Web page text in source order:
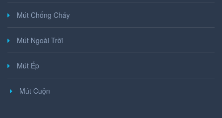
Mút Chống Cháy
Mút Ngoài Trời
Mút Ép
Mút Cuộn